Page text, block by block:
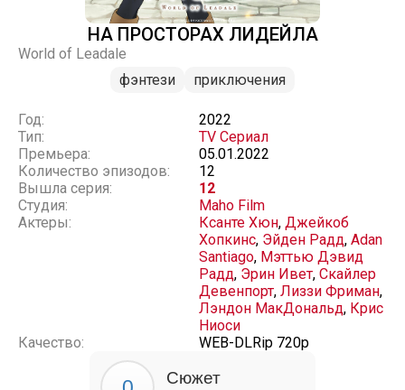
НА ПРОСТОРАХ ЛИДЕЙЛА
World of Leadale
фэнтези
приключения
Год:
2022
Тип:
TV Сериал
Премьера:
05.01.2022
Количество эпизодов:
12
Вышла серия:
12
Студия:
Maho Film
Актеры:
Ксанте Хюн, Джейкоб
Хопкинс, Эйден Радд, Adan
Santiago, Мэттью Дэвид
Радд, Эрин Ивет, Скайлер
Девенпорт, Лиззи Фриман,
Лэндон МакДональд, Крис
Ниоси
Качество:
WEB-DLRip 720p
Сюжет